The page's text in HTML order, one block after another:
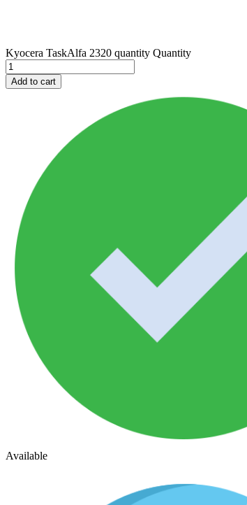
Kyocera TaskAlfa 2320 quantity Quantity
Add to cart
Available